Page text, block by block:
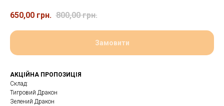
650,00 грн. 800,00 грн.
Замовити
АКЦІЙНА ПРОПОЗИЦІЯ
Склад:
Тигровий Дракон
Зелений Дракон